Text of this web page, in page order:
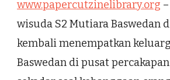
www.papercutzinelibrary.org
wisuda S2 Mutiara Baswedan
kembali menempatkan
Baswedan di pusat